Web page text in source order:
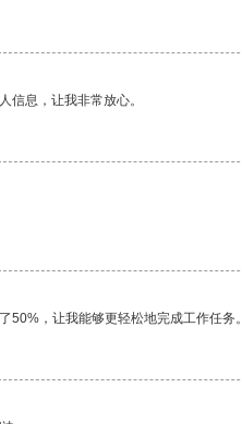
信息，让我非常放心。
，让我能够更轻松地完成工作任务。